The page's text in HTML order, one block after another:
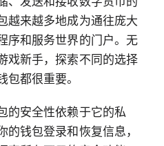
越来越多地成为通往庞大
序和服务世界的门户。无
戏新手，探索不同的选择
都很重要。
安全性依赖于它的私
钱包登录和恢复信息，